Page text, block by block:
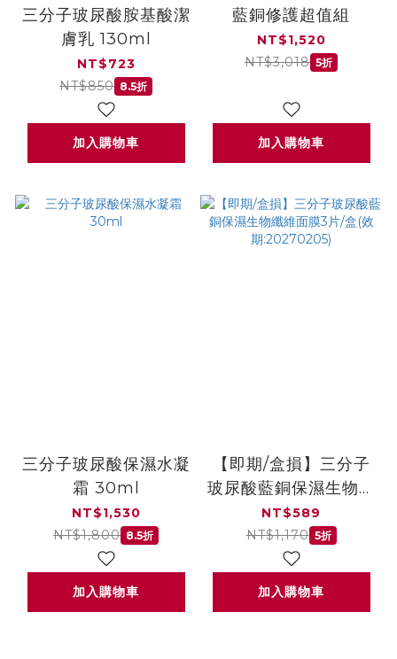
三分子玻尿酸胺基酸潔
膚乳 130ml
NT$723
NT$850 8.5折
加入購物車
藍銅修護超值組
NT$1,520
NT$3,018 5折
加入購物車
三分子玻尿酸保濕水凝
霜 30ml
NT$1,530
NT$1,800 8.5折
加入購物車
【即期/盒損】三分子
玻尿酸藍銅保濕生物纖
維面膜3片/盒(效
期:20270205)
NT$589
NT$1,170 5折
加入購物車